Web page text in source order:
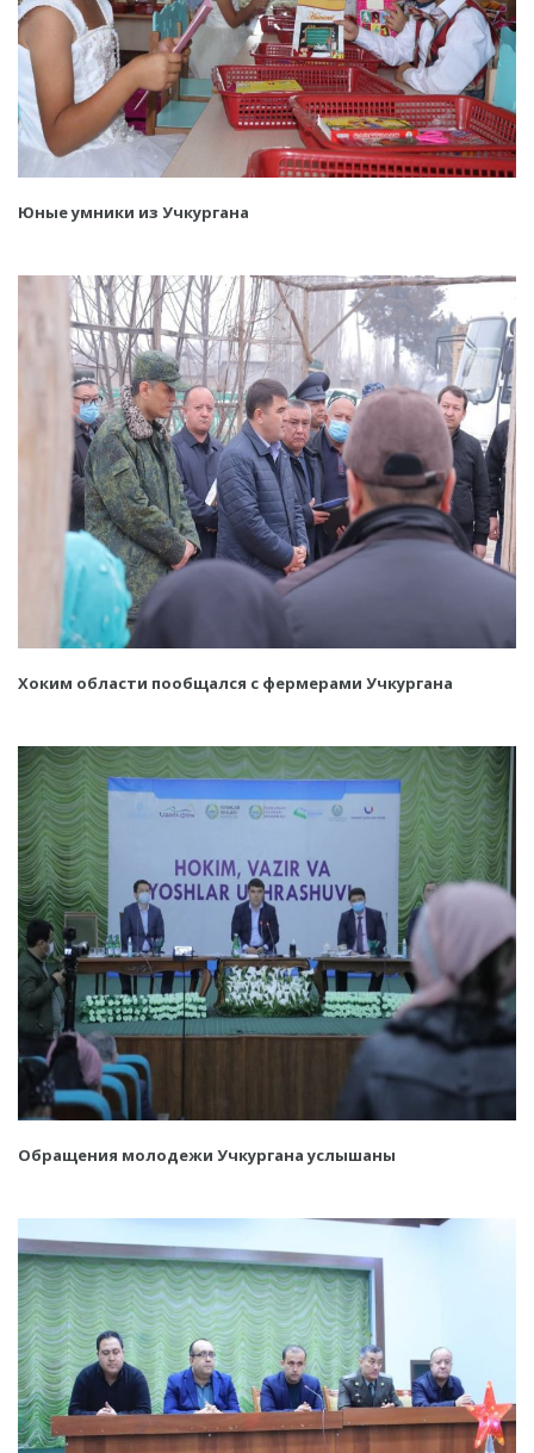
Юные умники из Учкургана
Хоким области пообщался с фермерами Учкургана
Обращения молодежи Учкургана услышаны